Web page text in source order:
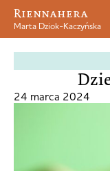
Riennahera
Marta Dziok-Kaczyńska
24 marca 2024